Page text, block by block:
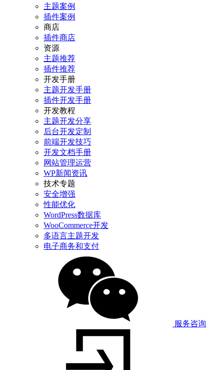
主题案例
插件案例
商店
插件商店
资源
主题推荐
插件推荐
开发手册
主题开发手册
插件开发手册
开发教程
主题开发分享
后台开发定制
前端开发技巧
开发文档手册
网站管理运营
WP新闻资讯
技术专题
安全增强
性能优化
WordPress数据库
WooCommerce开发
多语言主题开发
电子商务和支付
服务咨询